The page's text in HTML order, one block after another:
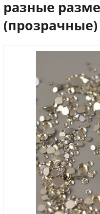
разные
(прозрачные)